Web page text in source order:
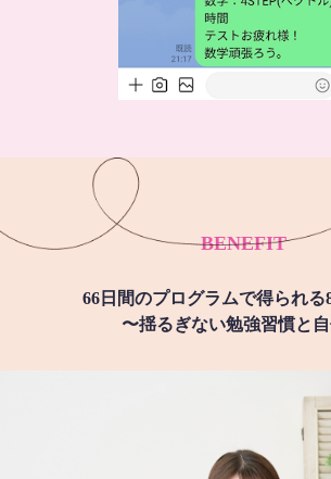
BENEFIT
66日間のプログラムで得られる
〜揺るぎない勉強習慣と